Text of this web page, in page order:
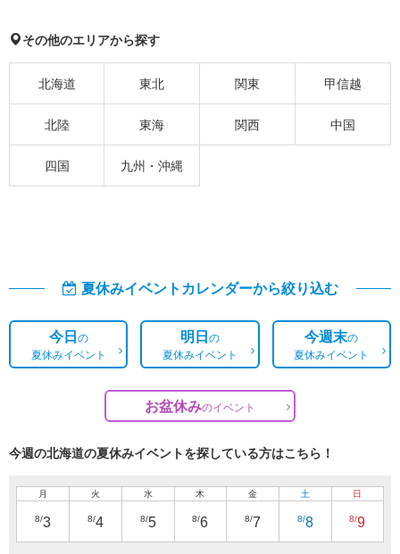
その他のエリアから探す
北海道 東北 関東 甲信越
北陸 東海 関西 中国
四国 九州・沖縄
夏休みイベントカレンダーから絞り込む
今日の
夏休みイベント
明日の
夏休みイベント
今週末の
夏休みイベント
お盆休みのイベント
今週の北海道の夏休みイベントを探している方はこちら！
月
8/3
火
8/4
水
8/5
木
8/6
金
8/7
土
8/8
日
8/9